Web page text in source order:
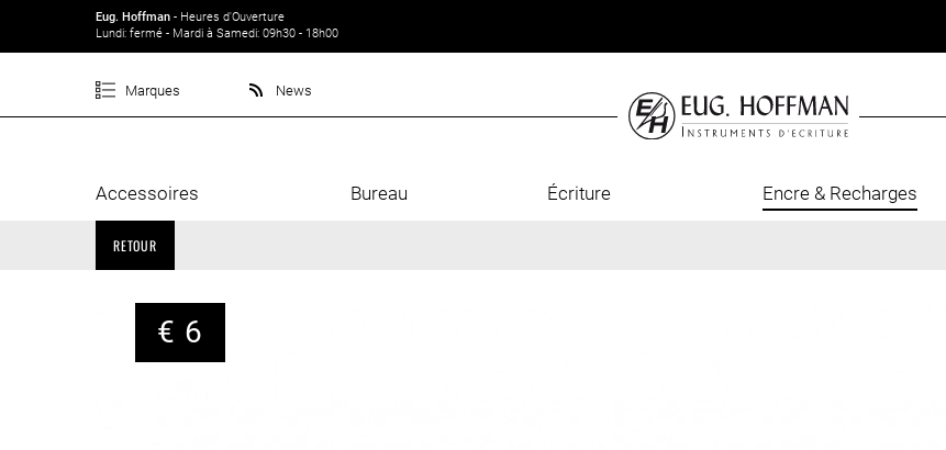
Eug. Hoffman - Heures d'Ouverture
Lundi: fermé - Mardi à Samedi: 09h30 - 18h00
Marques News
Accessoires Bureau Écriture Encre & Recharges
RETOUR
€ 6